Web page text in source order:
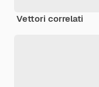
Vettori correlati